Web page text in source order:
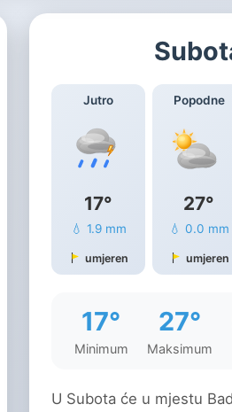
Jutro
17°
💧 1.9 mm
umjeren
Popodne
27°
💧 0.0 mm
umjeren
17°
Minimum
27°
Maksimum
U Subota će u mjestu